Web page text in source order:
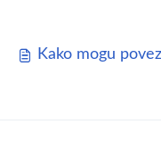
Kako mogu